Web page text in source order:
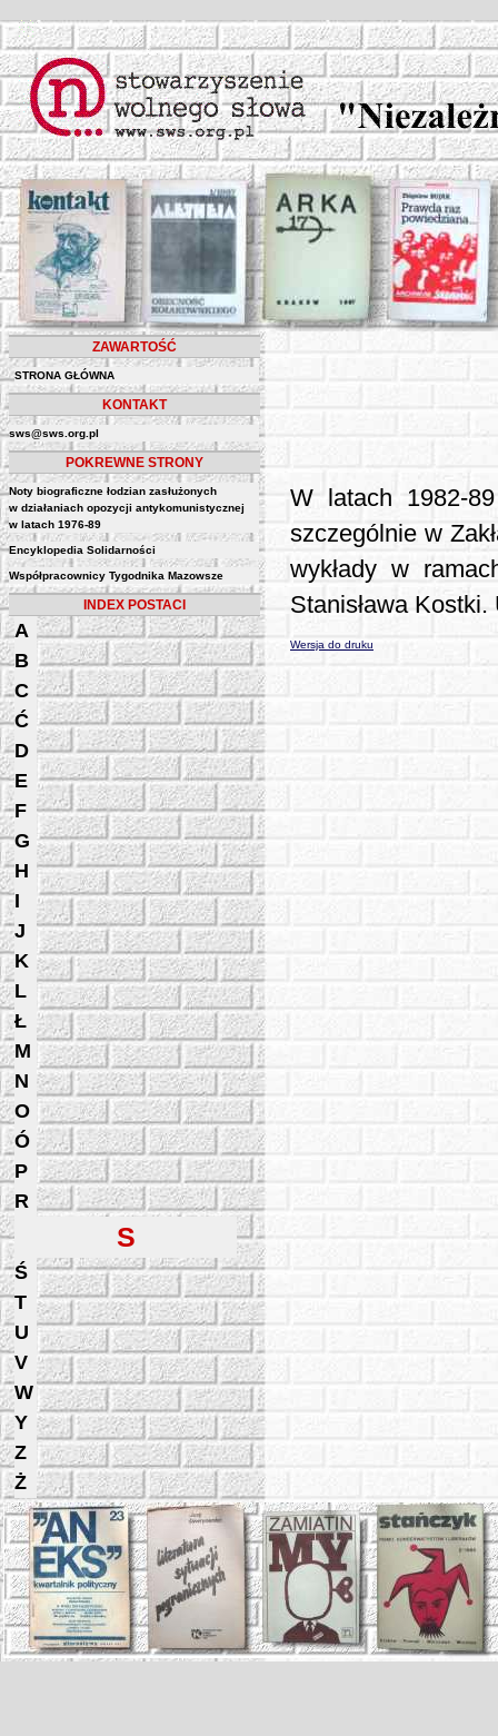
ZAWARTOŚĆ
STRONA GŁÓWNA
KONTAKT
sws@sws.org.pl
POKREWNE STRONY
Noty biograficzne łodzian zasłużonych
w działaniach opozycji antykomunistycznej
w latach 1976-89
Encyklopedia Solidarności
Współpracownicy Tygodnika Mazowsze
INDEX POSTACI
A
B
C
Ć
D
E
F
G
H
I
J
K
L
Ł
M
N
O
Ó
P
R
S
Ś
T
U
V
W
Y
Z
Ż
W latach 1982-
szczególnie w
wykłady w
Stanisława
Wersja do druku